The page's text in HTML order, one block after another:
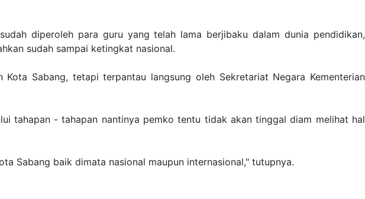
diperoleh para guru yang telah lama berjibaku dalam dunia pendidikan,
sudah sampai ketingkat nasional.
Sabang, tetapi terpantau langsung oleh Sekretariat Negara Kementerian
tahapan - tahapan nantinya pemko tentu tidak akan tinggal diam melihat hal
Sabang baik dimata nasional maupun internasional," tutupnya.